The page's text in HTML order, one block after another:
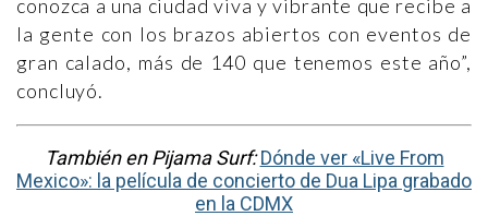
conozca a una ciudad viva y vibrante que recibe a
la gente con los brazos abiertos con eventos de
gran calado, más de 140 que tenemos este año”,
concluyó.
También en Pijama Surf:Dónde ver «Live From
Mexico»: la película de concierto de Dua Lipa grabado
en la CDMX